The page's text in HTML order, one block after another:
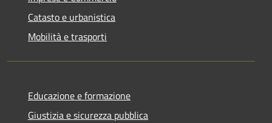
Catasto e urbanistica
Mobilità e trasporti
Educazione e formazione
Giustizia e sicurezza pubblica